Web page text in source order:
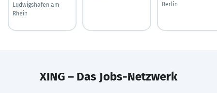
Ludwigshafen am
Rhein
Berlin
XING – Das Jobs-Netzwerk